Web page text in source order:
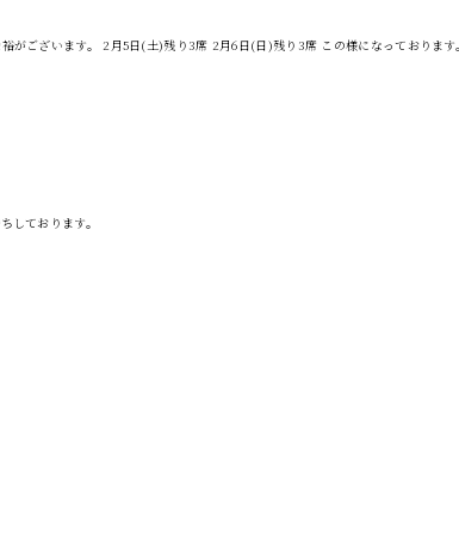
がございます。 2月5日(土)残り3席 2月6日(日)残り3席 この様になっておりま
しております。